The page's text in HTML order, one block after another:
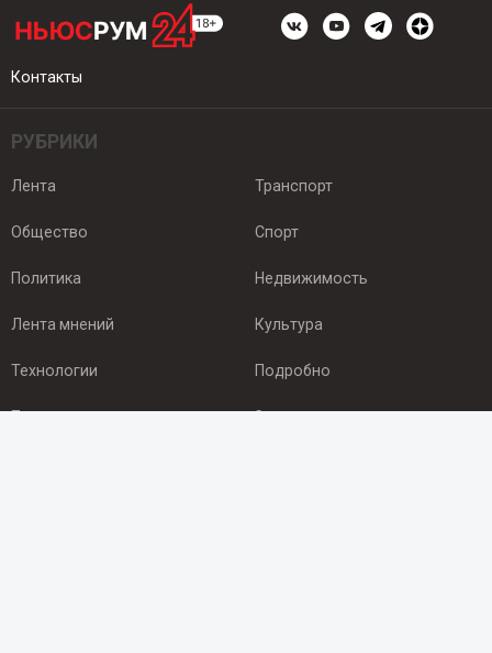
Контакты
РУБРИКИ
Лента
Общество
Политика
Лента мнений
Технологии
Происшествия
Транспорт
Спорт
Недвижимость
Культура
Подробно
Здоровье